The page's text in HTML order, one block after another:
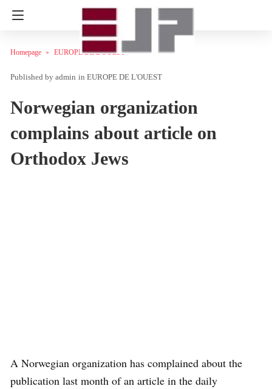
Homepage EUROPE DE L'OUEST
admin in EUROPE DE L'OUEST
Norwegian organization
complains about article on
Orthodox Jews
A Norwegian organization has complained about the
publication last month of an article in the daily